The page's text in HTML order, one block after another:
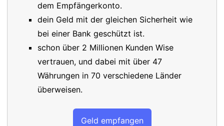
dem Empfängerkonto.
dein Geld mit der gleichen Sicherheit wie
bei einer Bank geschützt ist.
schon über 2 Millionen Kunden Wise
vertrauen, und dabei mit über 47
Währungen in 70 verschiedene Länder
überweisen.
Geld empfangen